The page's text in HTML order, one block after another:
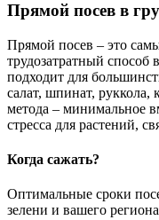
Прямой посев в
Прямой посев – это
трудозатратный
подходит для
салат, шпинат, руккола,
метода – минимальное
стресса для растений,
Когда сажать?
Оптимальные сроки
зелени и вашего